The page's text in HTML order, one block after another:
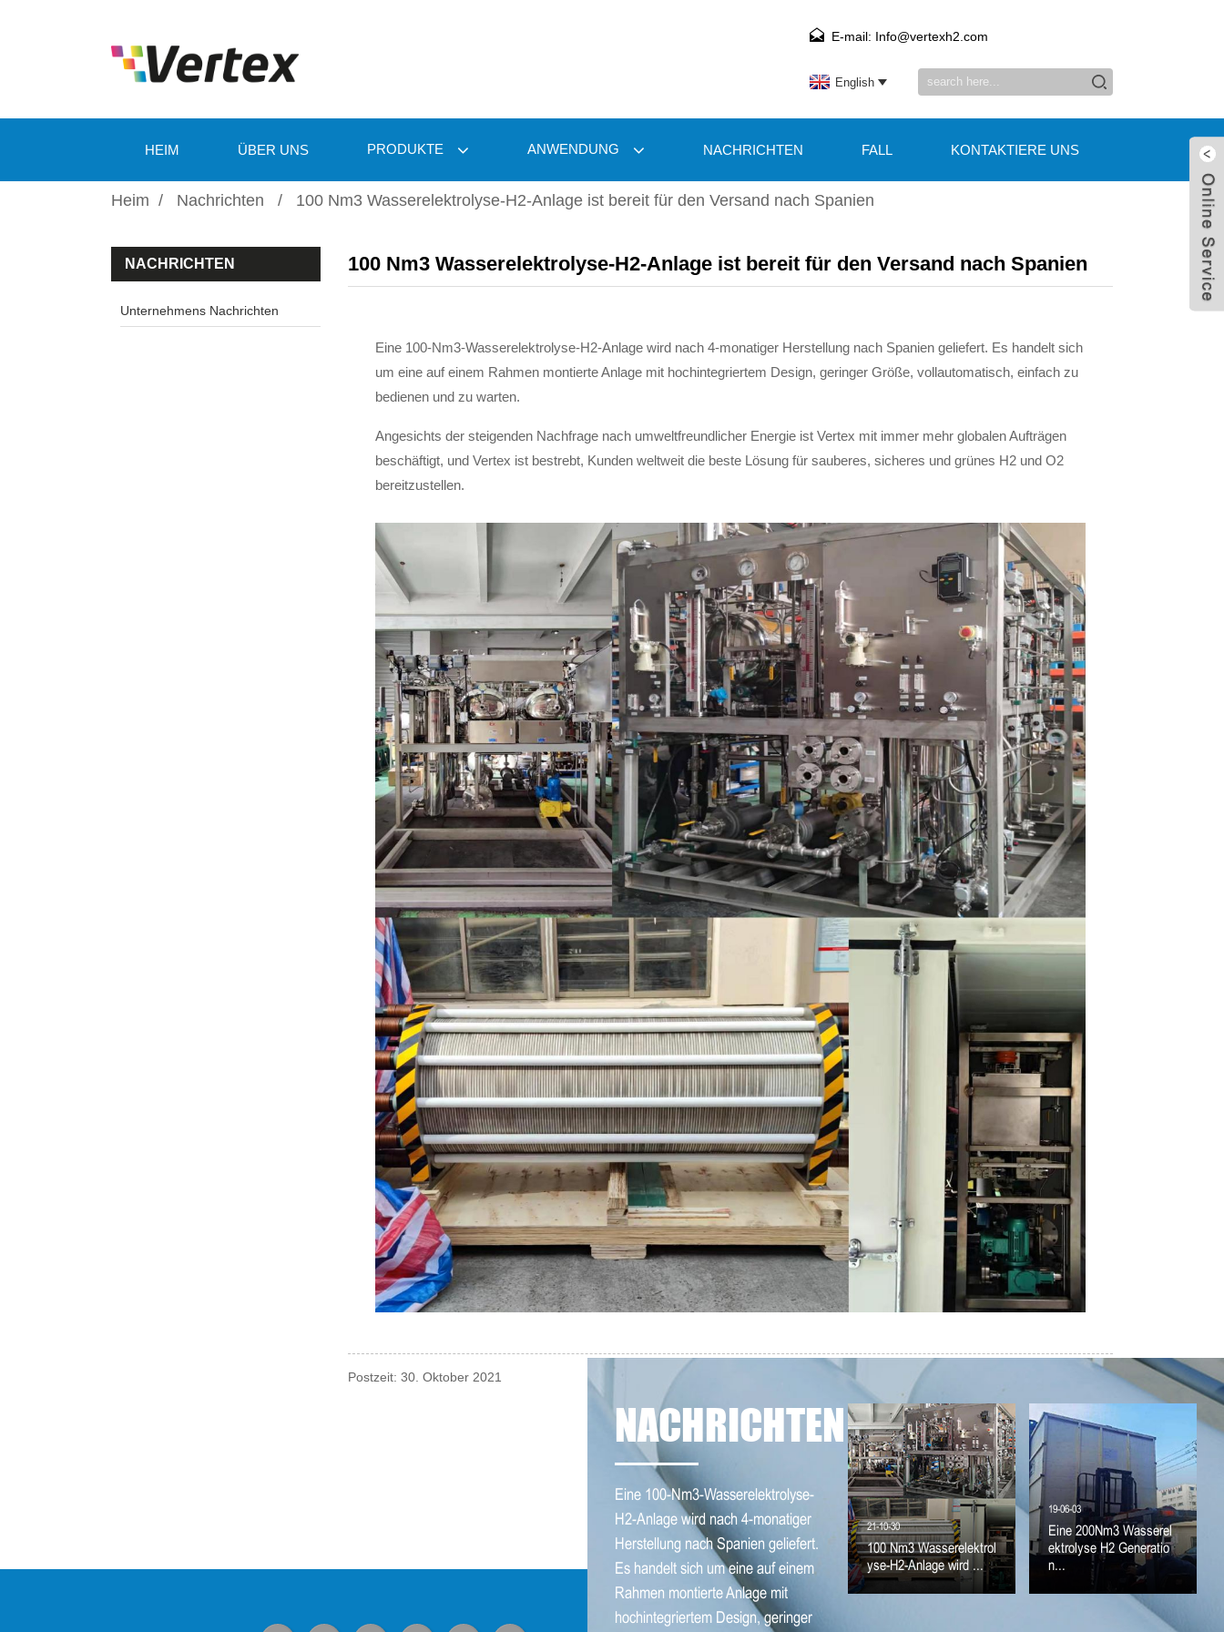
E-mail: Info@vertexh2.com
English
HEIM ÜBER UNS PRODUKTE ANWENDUNG NACHRICHTEN FALL KONTAKTIERE UNS
Heim Nachrichten 100 Nm3 Wasserelektrolyse-H2-Anlage ist bereit für den Versand nach Spanien
NACHRICHTEN
Unternehmens Nachrichten
100 Nm3 Wasserelektrolyse-H2-Anlage ist bereit für den Versand nach Spanien
Eine 100-Nm3-Wasserelektrolyse-H2-Anlage wird nach 4-monatiger Herstellung nach Spanien geliefert. Es handelt sich
um eine auf einem Rahmen montierte Anlage mit hochintegriertem Design, geringer Größe, vollautomatisch, einfach zu
bedienen und zu warten.
Angesichts der steigenden Nachfrage nach umweltfreundlicher Energie ist Vertex mit immer mehr globalen Aufträgen
beschäftigt, und Vertex ist bestrebt, Kunden weltweit die beste Lösung für sauberes, sicheres und grünes H2 und O2
bereitzustellen.
Postzeit: 30. Oktober 2021
NACHRICHTEN
Eine 100-Nm3-Wasserelektrolyse-
H2-Anlage wird nach 4-monatiger
Herstellung nach Spanien geliefert.
Es handelt sich um eine auf einem
Rahmen montierte Anlage mit
hochintegriertem Design, geringer
21-10-30
100 Nm3 Wasserelektrol
yse-H2-Anlage wird ...
19-06-03
Eine 200Nm3 Wasserel
ektrolyse H2 Generatio
n...